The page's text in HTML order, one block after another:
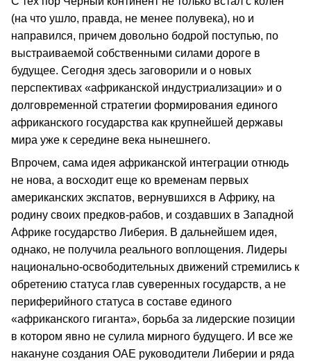
(на что ушло, правда, не менее полувека), но и
направился, причем довольно бодрой поступью, по
выстраиваемой собственными силами дороге в
будущее. Сегодня здесь заговорили и о новых
перспективах «африканской индустриализации» и о
долговременной стратегии формирования единого
африканского государства как крупнейшей державы
мира уже к середине века нынешнего.
Впрочем, сама идея африканской интеграции отнюдь
не нова, а восходит еще ко временам первых
американских экспатов, вернувшихся в Африку, на
родину своих предков-рабов, и создавших в Западной
Африке государство Либерия. В дальнейшем идея,
однако, не получила реального воплощения. Лидеры
национально-освободительных движений стремились к
обретению статуса глав суверенных государств, а не
периферийного статуса в составе единого
«африканского гиганта», борьба за лидерские позиции
в котором явно не сулила мирного будущего. И все же
накануне создания ОАЕ руководители Либерии и ряда